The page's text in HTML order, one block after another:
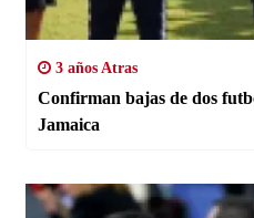
3 años Atras
Confirman bajas de dos
Jamaica